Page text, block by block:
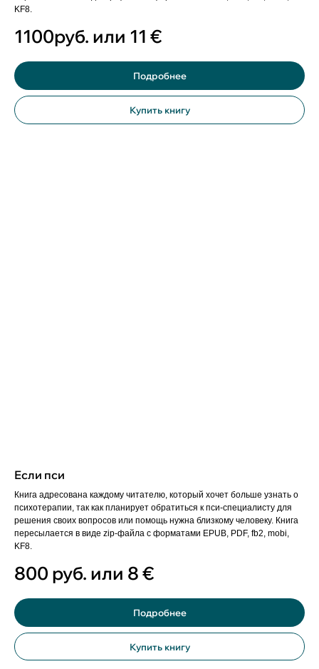
KF8.
1100руб. или 11 €
Подробнее
Купить книгу
Если пси
Книга адресована каждому читателю, который хочет больше узнать о
психотерапии, так как планирует обратиться к пси-специалисту для
решения своих вопросов или помощь нужна близкому человеку. Книга
пересылается в виде zip-файла с форматами EPUB, PDF, fb2, mobi,
KF8.
800 руб. или 8€
Подробнее
Купить книгу